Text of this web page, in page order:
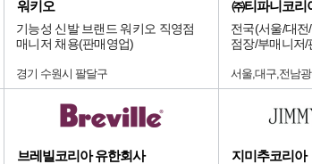
워키오
기능성 신발 브랜드 워키오 직영점
매니저 채용(판매영업)
경기 수원시 팔달구
㈜티파니코리
전국(서울/대
점장/부매니저
서울,대구,전남
브레빌코리아 유한회사 지미추코리아